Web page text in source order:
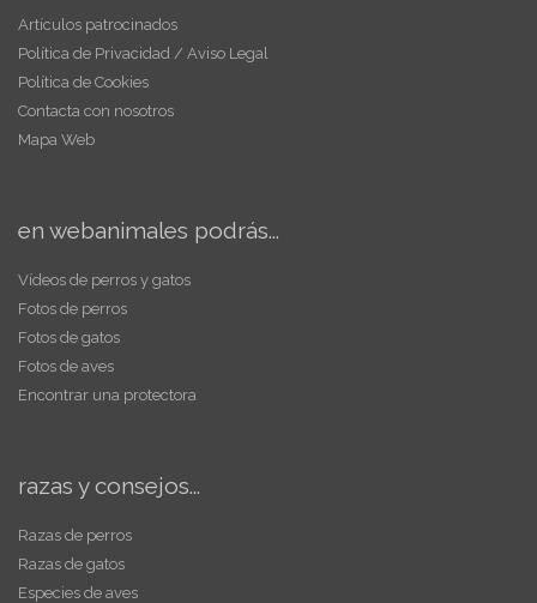
Artículos patrocinados
Política de Privacidad / Aviso Legal
Política de Cookies
Contacta con nosotros
Mapa Web
en webanimales podrás...
Vídeos de perros y gatos
Fotos de perros
Fotos de gatos
Fotos de aves
Encontrar una protectora
razas y consejos...
Razas de perros
Razas de gatos
Especies de aves